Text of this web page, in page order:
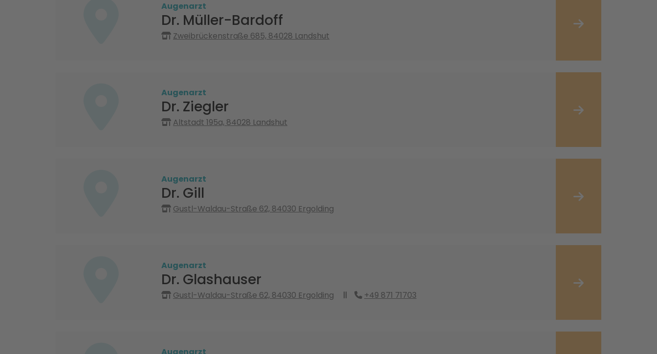
Augenarzt
Dr. Müller-Bardoff
Zweibrückenstraße 685, 84028 Landshut
Augenarzt
Dr. Ziegler
Altstadt 195a, 84028 Landshut
Augenarzt
Dr. Gill
Gustl-Waldau-Straße 62, 84030 Ergolding
Augenarzt
Dr. Glashauser
Gustl-Waldau-Straße 62, 84030 Ergolding +49 871 71703